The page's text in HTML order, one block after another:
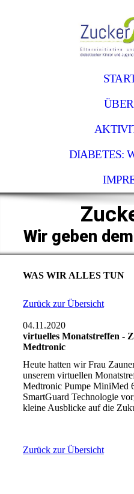
DIABETES:
Wir geben
WAS WIR ALLES TUN
Zurück zur Übersicht
04.11.2020
virtuelles Monatstreffen -
Medtronic
Heute hatten wir Frau
unserem virtuellen
Medtronic Pumpe MiniMed
SmartGuard Technologie
kleine Ausblicke auf die
Zurück zur Übersicht